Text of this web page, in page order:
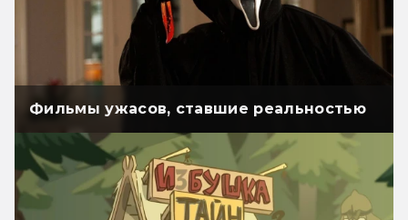
Фильмы ужасов, ставшие реальностью